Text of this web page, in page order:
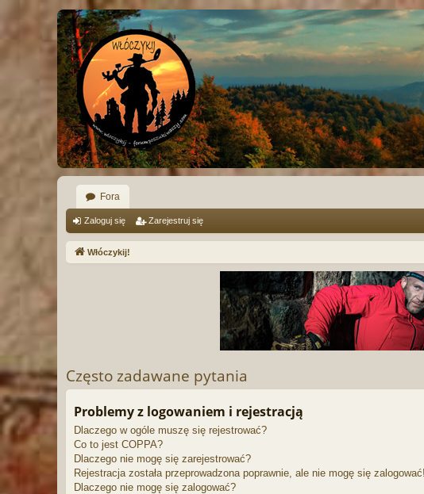
Fora
Zaloguj się Zarejestruj się
Włóczykij!
Często zadawane pytania
Problemy z logowaniem i rejestracją
Dlaczego w ogóle muszę się rejestrować?
Co to jest COPPA?
Dlaczego nie mogę się zarejestrować?
Rejestracja została przeprowadzona poprawnie, ale nie mogę się zalogować!
Dlaczego nie mogę się zalogować?